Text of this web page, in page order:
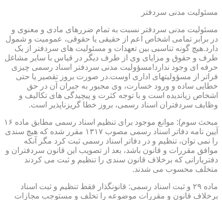
مسئولیت مدنی سردفتر
مسئولیت مدنی سردفتر نسبت به تمام ضررهای مادی و معنوی و
در برابر تمامی اشخاص اعم از حقیقی یا حقوقی، عمومیت و شمول
دارد.هیچ گونه تناسبی بین تعهدات و مسئولیت های سردفتر از یک
طرف و حقوق و مزایای وی از طرف دیگر در قیاس با سایر مشاغل
حرفه ای وجود ندارد!مسؤولیت مدنی سردفتر اسناد رسمی چیزی
فراتر از مسؤولیتهای اداری اوست.در صورت بروز تقصیر یا حتی
خطایی ساده و ورود خسارت، وی مجبور به جبران آن در حق
اشخاص زیاندیده است و با توجه کثرت و پیچیدگی های تکالیف و
وظایف سردفتران اسناد رسمی، بروز خطا گریزناپذیر است.
مبحث سوم): موانع موجود برای تنظیم اسناد رسمی مطابق ماده ۱۶
آیین نامه دفاتر اسناد رسمی مصوب ۱۳۱۷ مقرر شده که هیچ سندی
را نمی توان، تنظیم و در دفاتر اسناد رسمی ثبت کرد مگر آنکه
موافق مقررات و قانون باشد، بعد از تصویب این قانون سردفتران و
دفتریارانی که برخلاف قانون سندی را تنظیم و ثبت می کردند
متخلف محسوب می شدند.
ماده ۲۹ و ثبت اسناد رسمی: قانونگذار فقط تنظیم و ثبت اسناد
برخلاف قانون و مقررات موضوعه را تخلف و مستوجب مجازات